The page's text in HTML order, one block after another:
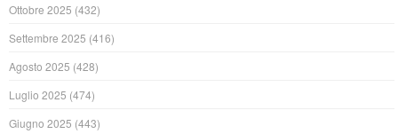
Ottobre 2025 (432)
Settembre 2025 (416)
Agosto 2025 (428)
Luglio 2025 (474)
Giugno 2025 (443)